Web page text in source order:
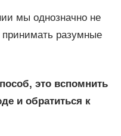
мы однозначно не
разумные
это вспомнить
и обратиться к